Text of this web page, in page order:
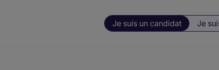
Je suis un candidat Je